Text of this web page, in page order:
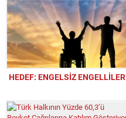
HEDEF: ENGELSİZ ENGELLİLER